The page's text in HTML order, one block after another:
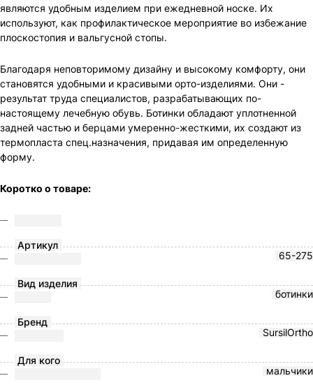
являются удобным изделием при ежедневной носке. Их
используют, как профилактическое мероприятие во избежание
плоскостопия и вальгусной стопы.
Благодаря неповторимому дизайну и высокому комфорту, они
становятся удобными и красивыми орто-изделиями. Они -
результат труда специалистов, разрабатывающих по-
настоящему лечебную обувь. Ботинки обладают уплотненной
задней частью и берцами умеренно-жесткими, их создают из
термопласта спец.назначения, придавая им определенную
форму.
Коротко о товаре:
Артикул
65-275
Вид изделия
ботинки
Бренд
SursilOrtho
Для кого
мальчики